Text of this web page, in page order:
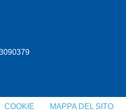
COOKIE MAPPA DEL SITO